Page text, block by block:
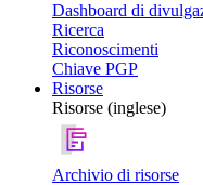
Dashboard di
Ricerca
Riconoscimenti
Chiave PGP
Risorse
Risorse (inglese)
Archivio di risorse